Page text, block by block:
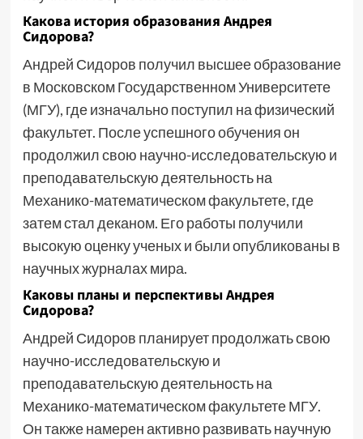
Какова история образования Андрея
Сидорова?
Андрей Сидоров получил высшее образование
в Московском Государственном Университете
(МГУ), где изначально поступил на физический
факультет. После успешного обучения он
продолжил свою научно-исследовательскую и
преподавательскую деятельность на
Механико-математическом факультете, где
затем стал деканом. Его работы получили
высокую оценку ученых и были опубликованы в
научных журналах мира.
Каковы планы и перспективы Андрея
Сидорова?
Андрей Сидоров планирует продолжать свою
научно-исследовательскую и
преподавательскую деятельность на
Механико-математическом факультете МГУ.
Он также намерен активно развивать научную